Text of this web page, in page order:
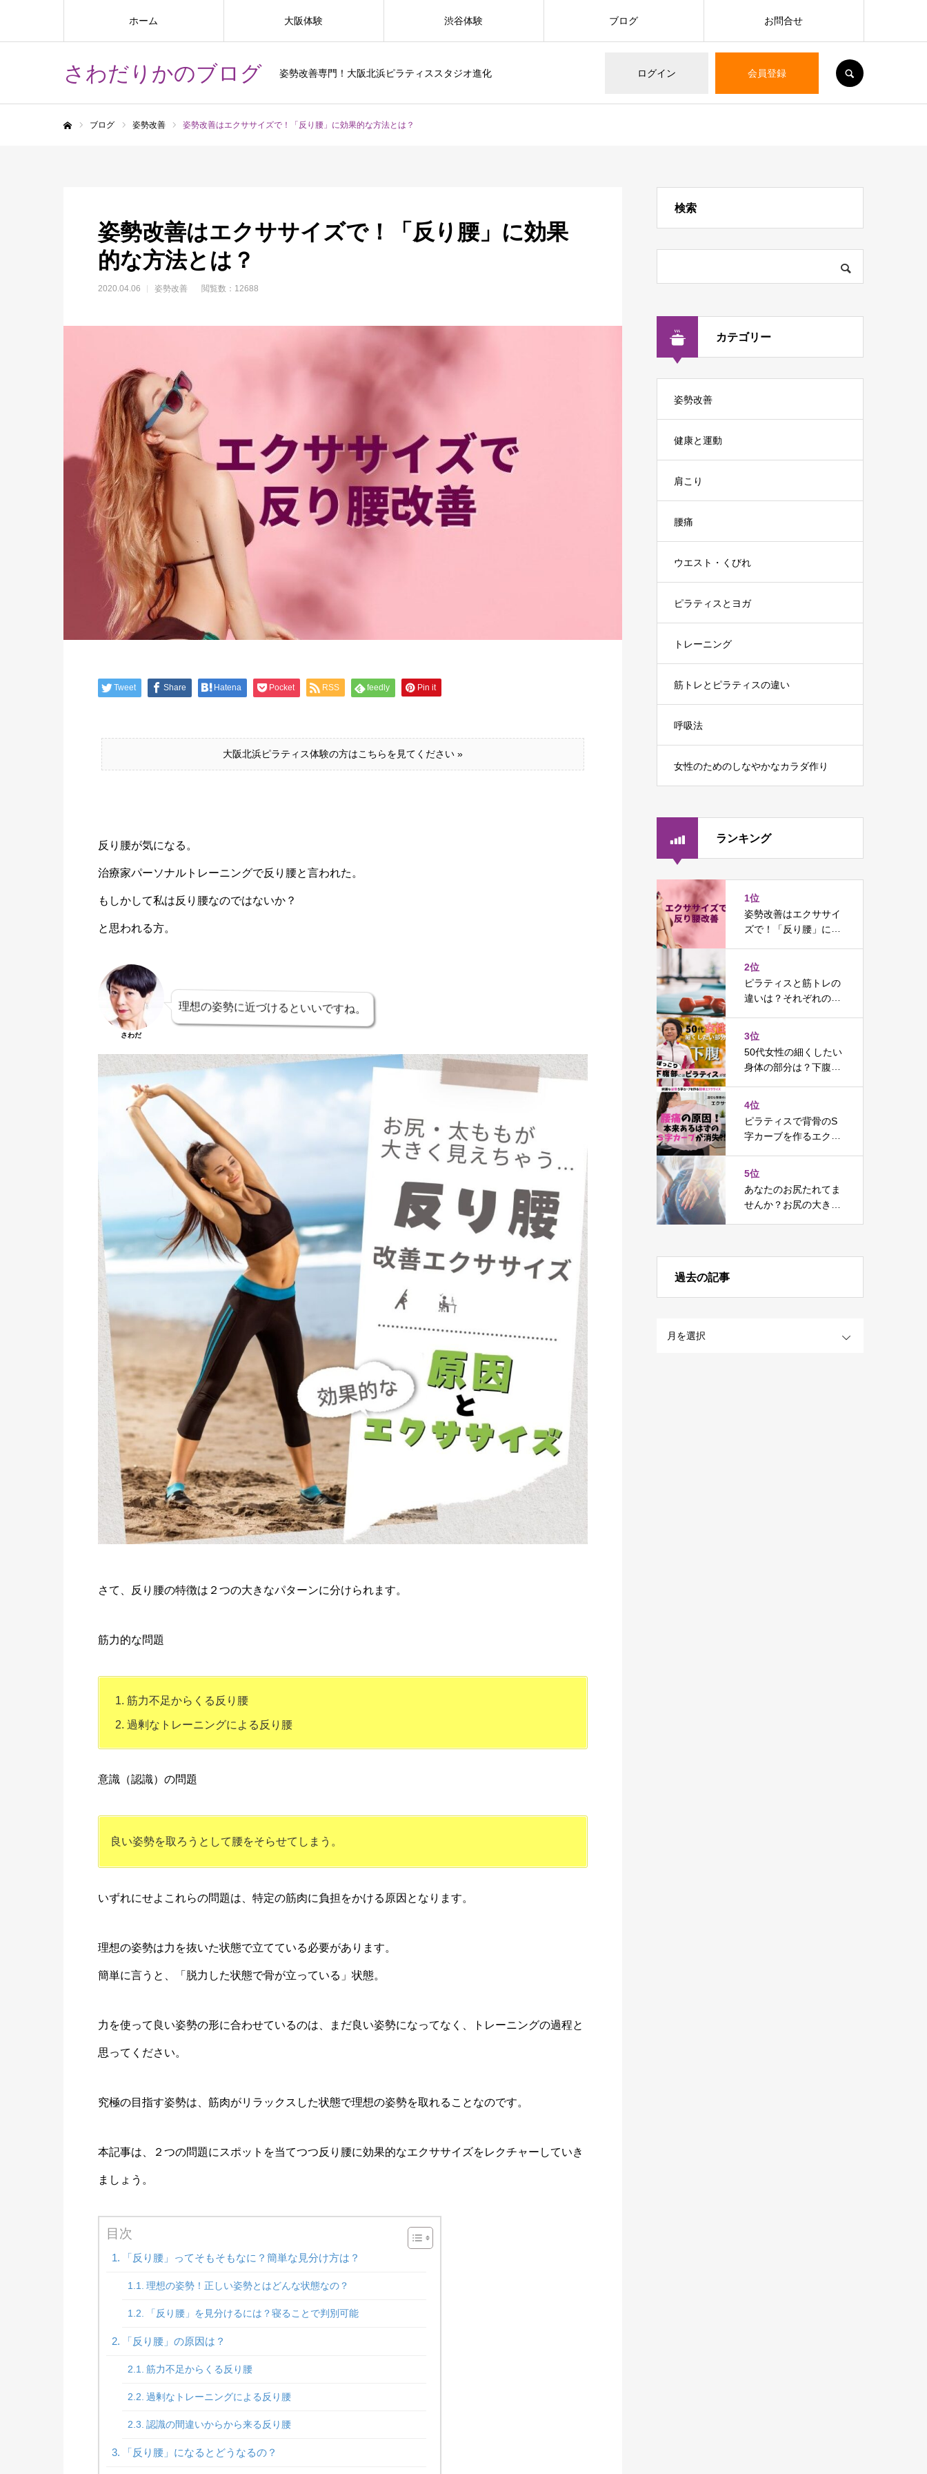
さわだりかのブログ 姿勢改善専門！大阪北浜ピラティススタジオ進化 ログイン 会員登録
ホーム 大阪体験 渋谷体験 ブログ お問合せ
ブログ 姿勢改善 姿勢改善はエクササイズで！「反り腰」に効果的な方法とは？
姿勢改善はエクササイズで！「反り腰」に効果
的な方法とは？
2020.04.06 姿勢改善 閲覧数：12688
Tweet Share Hatena Pocket RSS feedly Pin it
大阪北浜ピラティス体験の方はこちらを見てください »
反り腰が気になる。
治療家パーソナルトレーニングで反り腰と言われた。
もしかして私は反り腰なのではないか？
と思われる方。
さわだ
理想の姿勢に近づけるといいですね。
さて、反り腰の特徴は２つの大きなパターンに分けられます。
筋力的な問題
筋力不足からくる反り腰
過剰なトレーニングによる反り腰
意識（認識）の問題
良い姿勢を取ろうとして腰をそらせてしまう。
いずれにせよこれらの問題は、特定の筋肉に負担をかける原因となります。
理想の姿勢は力を抜いた状態で立てている必要があります。
簡単に言うと、 「脱力した状態で骨が立っている」 状態。
力を使って良い姿勢の形に合わせているのは、まだ良い姿勢になってなく、トレーニングの過程と
思ってください。
究極の目指す姿勢は、筋肉がリラックスした状態で理想の姿勢を取れることなのです。
本記事は、 ２つの問題にスポットを当てつつ反り腰に効果的なエクササイズをレクチャー していき
ましょう。
目次
「反り腰」ってそもそもなに？簡単な見分け方は？
理想の姿勢！正しい姿勢とはどんな状態なの？
「反り腰」を見分けるには？寝ることで判別可能
「反り腰」の原因は？
筋力不足からくる反り腰
過剰なトレーニングによる反り腰
認識の間違いからから来る反り腰
「反り腰」になるとどうなるの？
検索
カテゴリー
姿勢改善
健康と運動
肩こり
腰痛
ウエスト・くびれ
ピラティスとヨガ
トレーニング
筋トレとピラティスの違い
呼吸法
女性のためのしなやかなカラダ作り
ランキング
1位
姿勢改善はエクササイ
ズで！「反り腰」に効
2位
ピラティスと筋トレの
違いは？それぞれの鍛
3位
50代女性の細くしたい
身体の部分は？下腹に
4位
ピラティスで背骨のS
字カーブを作るエクサ
5位
あなたのお尻たれてま
せんか？お尻の大きさ
過去の記事